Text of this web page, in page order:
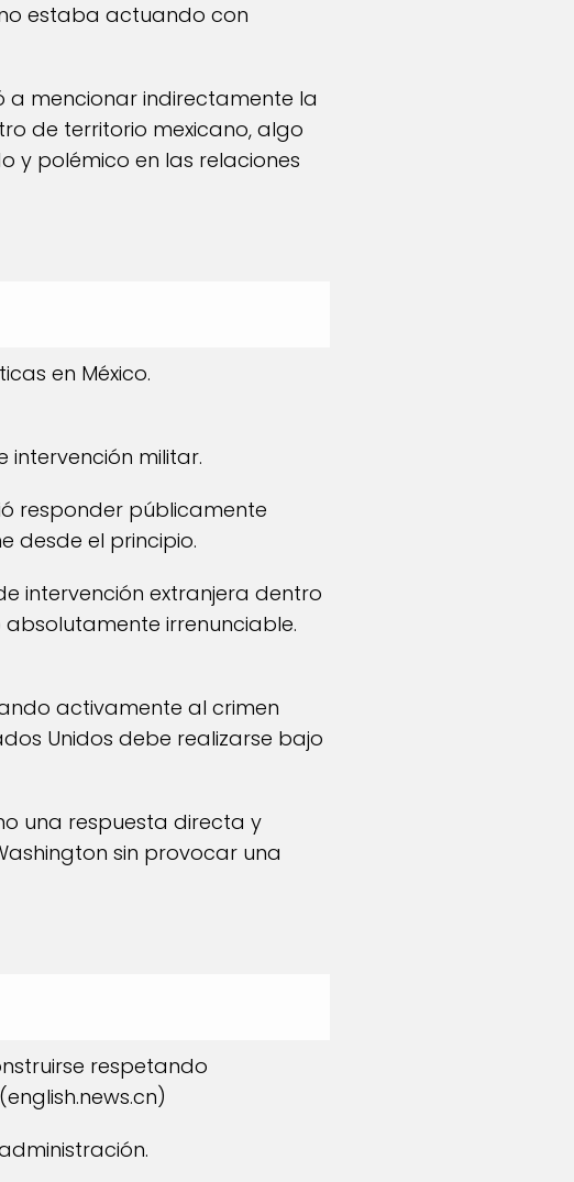
estaba actuando con
mencionar indirectamente la
de territorio mexicano, algo
y polémico en las relaciones
en México.
militar.
responder públicamente
desde el principio.
intervención extranjera dentro
irrenunciable.
activamente al crimen
Unidos debe realizarse bajo
una respuesta directa y
sin provocar una
respetando
english.news.cn)